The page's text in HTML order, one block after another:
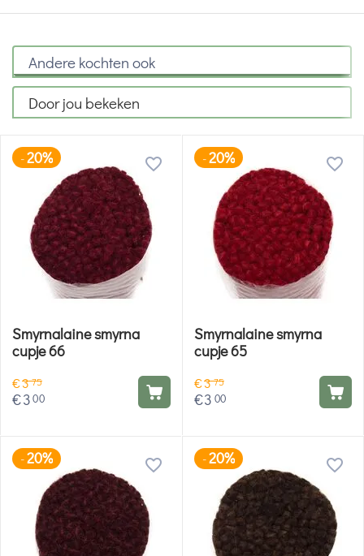
Andere kochten ook
Door jou bekeken
-20%
Smyrnalaine smyrna
cupje 66
€375
€300
-20%
Smyrnalaine smyrna
cupje 65
€375
€3 00
-20% -20%